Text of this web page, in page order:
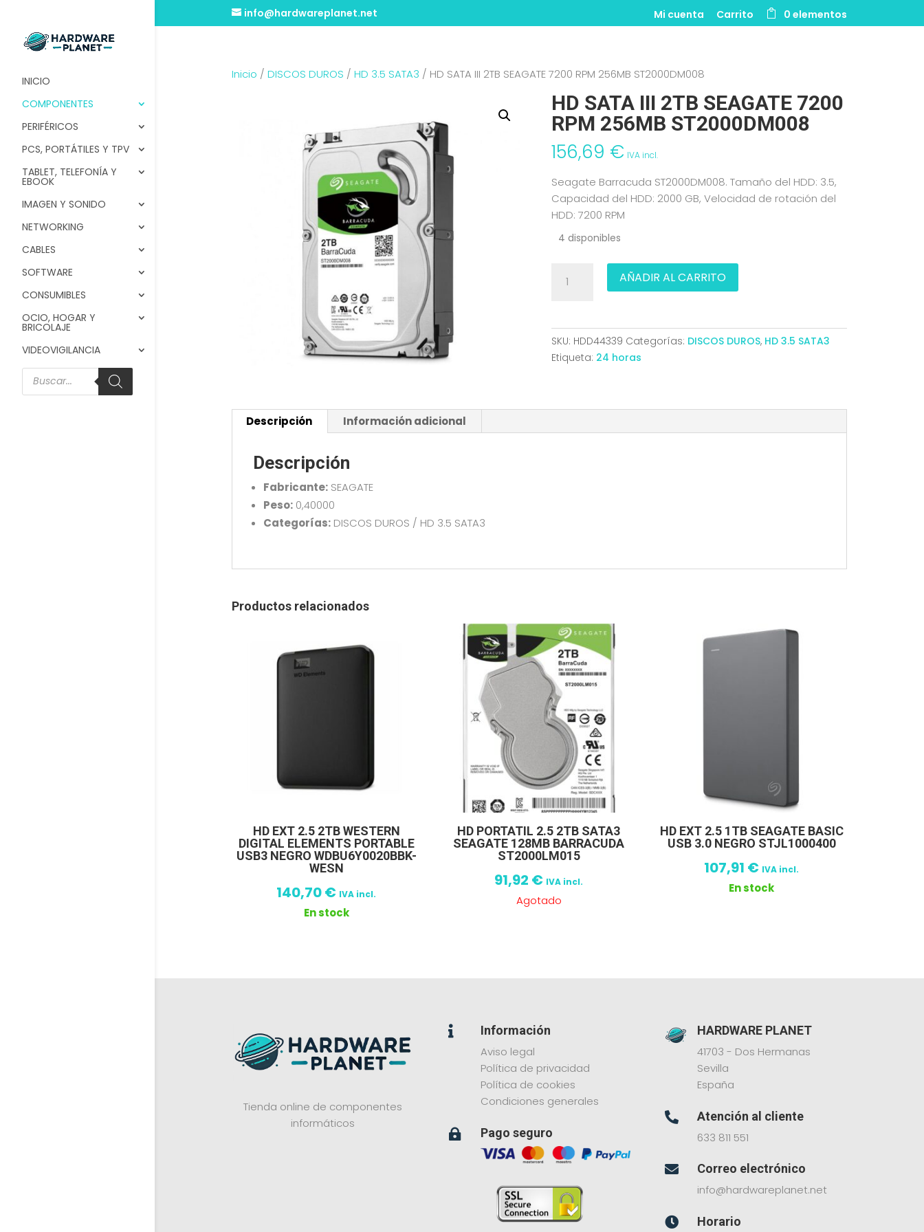
info@hardwareplanet.net Mi cuenta Carrito 0 elementos
INICIO
COMPONENTES
PERIFÉRICOS
PCS, PORTÁTILES Y TPV
TABLET, TELEFONÍA Y
EBOOK
IMAGEN Y SONIDO
NETWORKING
CABLES
SOFTWARE
CONSUMIBLES
OCIO, HOGAR Y
BRICOLAJE
VIDEOVIGILANCIA
Búsqueda
de
productos
Inicio / DISCOS DUROS / HD 3.5 SATA3 / HD SATA III 2TB SEAGATE 7200 RPM 256MB ST2000DM008
HD SATA III 2TB SEAGATE 7200
RPM 256MB ST2000DM008
156,69 € IVA incl.
Seagate Barracuda ST2000DM008. Tamaño del HDD: 3.5,
Capacidad del HDD: 2000 GB, Velocidad de rotación del
HDD: 7200 RPM
4 disponibles
SATA
SEAGATE
7200
AÑADIR AL CARRITO
SKU: HDD44339 Categorías: DISCOS DUROS, HD 3.5 SATA3
Etiqueta: 24 horas
Descripción Información adicional
Descripción
Fabricante:SEAGATE
Peso:0,40000
Categorías:DISCOS DUROS / HD 3.5 SATA3
Productos relacionados
HD EXT 2.5 2TB WESTERN
DIGITAL ELEMENTS PORTABLE
USB3 NEGRO WDBU6Y0020BBK-
WESN
140,70€ IVA incl.
En stock
HD PORTATIL 2.5 2TB SATA3
SEAGATE 128MB BARRACUDA
ST2000LM015
91,92 € IVA incl.
Agotado
HD EXT 2.5 1TB SEAGATE BASIC
USB 3.0 NEGRO STJL1000400
107,91 € IVA incl.
En stock
Tienda online de componentes
informáticos

Información
Aviso legal
Política de privacidad
Política de cookies
Condiciones generales
 Pago seguro
HARDWARE PLANET
41703 - Dos Hermanas
Sevilla
España

Atención al cliente
633 811 551

Correo electrónico
info@hardwareplanet.net
 Horario